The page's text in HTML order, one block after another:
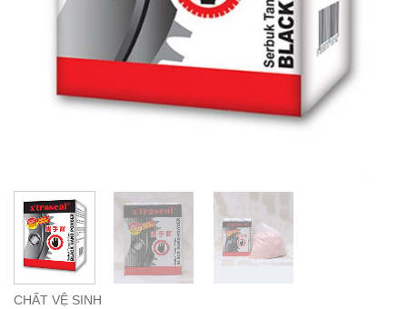
CHẤT VỆ SINH